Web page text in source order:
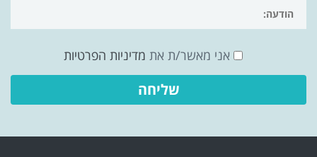
אני מאשר/ת את מדיניות הפרטיות